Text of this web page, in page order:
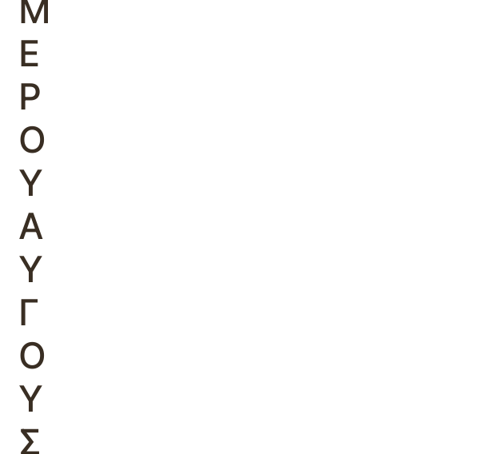
Μ
Ε
Ρ
Ο
Υ
Α
Υ
Γ
Ο
Υ
Σ